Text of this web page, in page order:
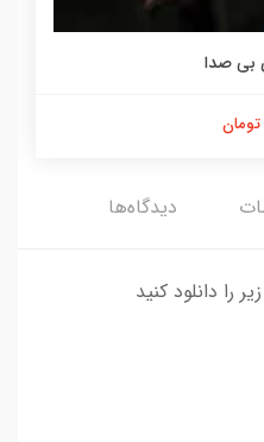
صدا
دیدگاه‌ها
را دانلود کنید